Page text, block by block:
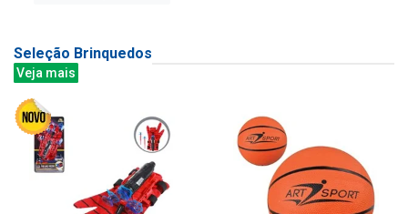
Seleção Brinquedos
Veja mais